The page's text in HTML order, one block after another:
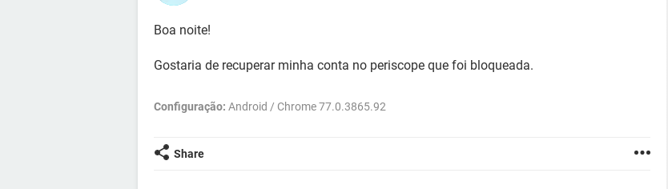
Boa noite!
Gostaria de recuperar minha conta no periscope que foi bloqueada.
Configuração: Android / Chrome 77.0.3865.92
Share